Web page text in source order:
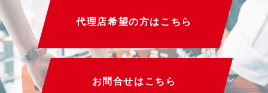
代理店希望の方はこちら
お問合せはこちら